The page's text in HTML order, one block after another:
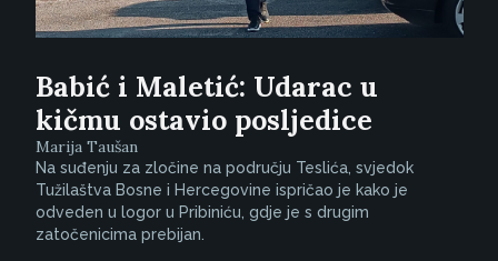
Babić i Maletić: Udarac u
kičmu ostavio posljedice
Marija Taušan
Na suđenju za zločine na području Teslića, svjedok
Tužilaštva Bosne i Hercegovine ispričao je kako je
odveden u logor u Pribiniću, gdje je s drugim
zatočenicima prebijan.